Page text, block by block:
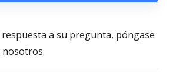
a su pregunta, póngase
nosotros.